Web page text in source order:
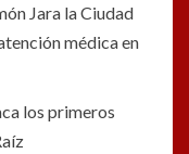
Jara la Ciudad
médica en
los primeros